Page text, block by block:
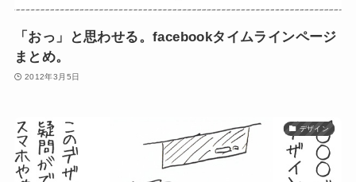
「おっ」と思わせる。facebookタイムラインページ
まとめ。
2012年3月5日
デザイン